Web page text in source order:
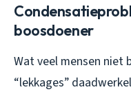
boosdoener
Wat veel mensen niet
“lekkages”